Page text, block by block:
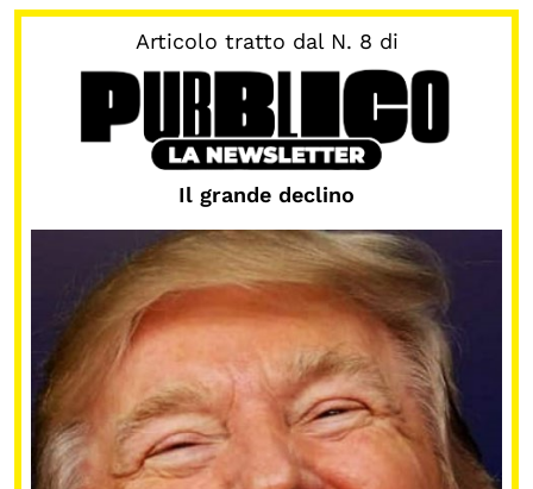
OLTRE LA SCUOLA
Attività per bambine e bambini
Programmi per le scuole
Classici del Pensiero Politico
Master e Executive Program
Articolo tratto dal N. 8 di
Il grande declino